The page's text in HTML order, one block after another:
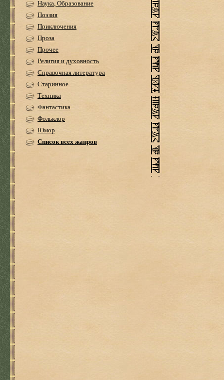
Наука, Образование
Поэзия
Приключения
Проза
Прочее
Религия и духовность
Справочная литература
Старинное
Техника
Фантастика
Фольклор
Юмор
Список всех жанров